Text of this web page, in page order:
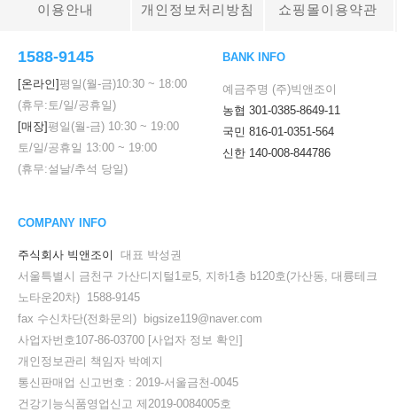
이용안내 개인정보처리방침 쇼핑몰이용약관
1588-9145
[온라인]평일(월-금)10:30 ~ 18:00
(휴무:토/일/공휴일)
[매장]평일(월-금) 10:30 ~ 19:00
토/일/공휴일 13:00 ~ 19:00
(휴무:설날/추석 당일)
BANK INFO
예금주명 (주)빅앤조이
농협 301-0385-8649-11
국민 816-01-0351-564
신한 140-008-844786
COMPANY INFO
주식회사 빅앤조이
대표 박성권
서울특별시 금천구 가산디지털1로5, 지하1층 b120호(가산동, 대륭테크
노타운20차) 1588-9145
fax 수신차단(전화문의) bigsize119@naver.com
사업자번호107-86-03700 [사업자 정보 확인]
개인정보관리 책임자 박예지
통신판매업 신고번호 : 2019-서울금천-0045
건강기능식품영업신고 제2019-0084005호